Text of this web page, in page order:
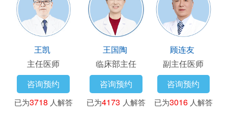
王凯
主任医师
咨询预约
已为3718 人解答
王国陶
临床部主任
咨询预约
已为4173 人解答
顾连友
副主任医师
咨询预约
已为3016 人解答